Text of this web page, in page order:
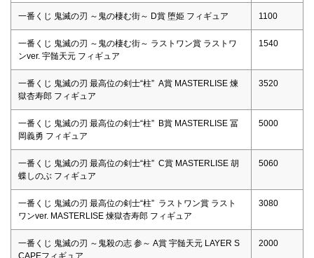
一番くじ 鬼滅の刃 ～鬼の棲む街～ D賞 堕姫 フィギュア 1100
一番くじ 鬼滅の刃 ～鬼の棲む街～ ラストワン賞 ラストワ
ンver. 宇髄天元 フィギュア
1540
一番くじ 鬼滅の刃 最高位の剣士“柱” A賞 MASTERLISE 煉
獄杏寿郎 フィギュア
3520
一番くじ 鬼滅の刃 最高位の剣士“柱” B賞 MASTERLISE 冨
岡義勇 フィギュア
5000
一番くじ 鬼滅の刃 最高位の剣士“柱” C賞 MASTERLISE 胡
蝶しのぶ フィギュア
5060
一番くじ 鬼滅の刃 最高位の剣士“柱” ラストワン賞 ラスト
ワンver. MASTERLISE 煉獄杏寿郎 フィギュア
3080
一番くじ 鬼滅の刃 ～鬼殺の志 参～ A賞 宇髄天元 LAYER S
2000